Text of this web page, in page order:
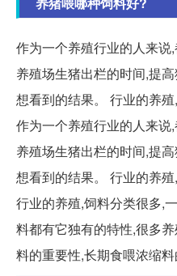
作为一个养殖行业的人来
养殖场生猪出栏的时间,提
想看到的结果。 行业的养
作为一个养殖行业的人来
养殖场生猪出栏的时间,提
想看到的结果。 行业的养
行业的养殖,饲料分类很多,
料都有它独有的特性,很多
料的重要性,长期食喂浓缩料